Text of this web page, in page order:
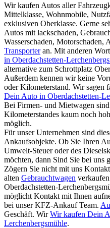
Wir kaufen Autos aller
Mittelklasse, Wohnmobile,
exklusiven Oberklasse. Gerne
Autos mit lackschaden,
Wasserschaden, Motorschaden,
Transporteran. Mit anderen
in Oberdachstetten-
alternative zum Schrottplatz
Außerdem kennen wir keine
oder Kilometerstand. Wir sagen
Dein Auto in Oberdachstetten-
Bei Firmen- und Mietwagen
Kilometerstandes kaum noch
möglich.
Für unser Unternehmen sind
Ankaufsobjekte. Ob Sie Ihren
Umwelt-Steuer oder des
möchten, dann Sind Sie bei uns
Zögern Sie nicht mit uns
alten Gebrauchtwagen
Oberdachstetten-
möglicht Kontakt mit Ihnen
bei unser KFZ-Ankauf Team.
Geschäft. WirWir kaufen Dein
Lerchenbergsmühle.